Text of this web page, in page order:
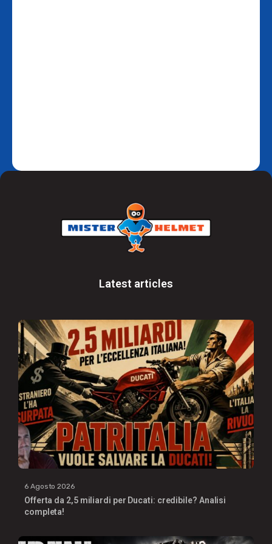
Latest articles
6 Agosto 2026
Offerta da 2,5 miliardi per Ducati: credibile? Analisi
completa!